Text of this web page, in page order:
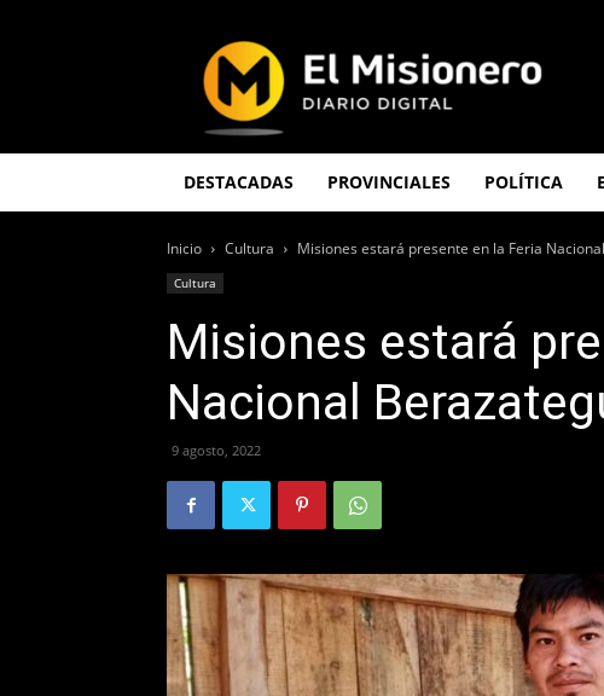
Misionero
DESTACADAS PROVINCIALES POLÍTICA
Inicio Cultura Misiones estará presente en la Feria
Cultura
Misiones estará
Nacional
9 agosto, 2022